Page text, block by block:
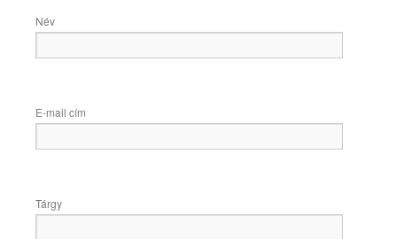
Név
E-mail cím
Tárgy